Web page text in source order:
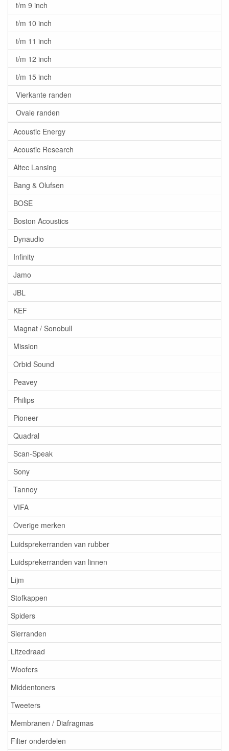
t/m 9 inch
t/m 10 inch
t/m 11 inch
t/m 12 inch
t/m 15 inch
Vierkante randen
Ovale randen
Acoustic Energy
Acoustic Research
Altec Lansing
Bang & Olufsen
BOSE
Boston Acoustics
Dynaudio
Infinity
Jamo
JBL
KEF
Magnat / Sonobull
Mission
Orbid Sound
Peavey
Philips
Pioneer
Quadral
Scan-Speak
Sony
Tannoy
VIFA
Overige merken
Luidsprekerranden van rubber
Luidsprekerranden van linnen
Lijm
Stofkappen
Spiders
Sierranden
Litzedraad
Woofers
Middentoners
Tweeters
Membranen / Diafragmas
Filter onderdelen